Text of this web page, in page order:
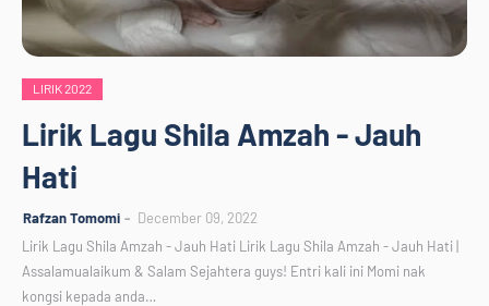
LIRIK 2022
Lirik Lagu Shila Amzah - Jauh
Hati
Rafzan Tomomi
December 09, 2022
Lirik Lagu Shila Amzah - Jauh Hati Lirik Lagu Shila Amzah - Jauh Hati |
Assalamualaikum & Salam Sejahtera guys! Entri kali ini Momi nak
kongsi kepada anda…